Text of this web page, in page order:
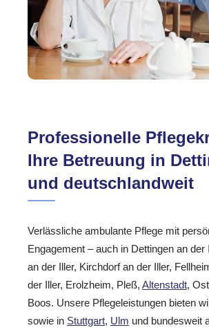
Professionelle
Ihre Betreuung in
und deutschlandweit
Verlässliche ambulante Pflege mit
Engagement – auch in Dettingen an der
an der Iller, Kirchdorf an der Iller,
der Iller, Erolzheim, Pleß, Altenstadt,
Boos. Unsere Pflegeleistungen bieten
sowie in Stuttgart, Ulm und bundesweit